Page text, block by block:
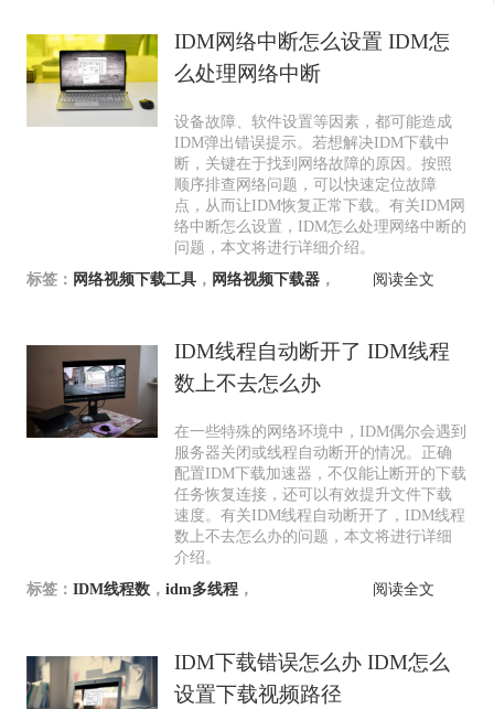
IDM网络中断怎么设置 IDM怎
么处理网络中断
设备故障、软件设置等因素，都可能造成
IDM弹出错误提示。若想解决IDM下载中
断，关键在于找到网络故障的原因。按照
顺序排查网络问题，可以快速定位故障
点，从而让IDM恢复正常下载。有关IDM网
络中断怎么设置，IDM怎么处理网络中断的
问题，本文将进行详细介绍。
标签： 网络视频下载工具， 网络视频下载器， 阅读全文
IDM线程自动断开了 IDM线程
数上不去怎么办
在一些特殊的网络环境中，IDM偶尔会遇到
服务器关闭或线程自动断开的情况。正确
配置IDM下载加速器，不仅能让断开的下载
任务恢复连接，还可以有效提升文件下载
速度。有关IDM线程自动断开了，IDM线程
数上不去怎么办的问题，本文将进行详细
介绍。
标签： IDM线程数， idm多线程， 阅读全文
IDM下载错误怎么办 IDM怎么
设置下载视频路径